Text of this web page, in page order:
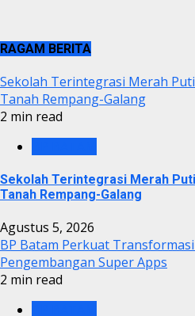
RAGAM BERITA
Sekolah Terintegrasi Merah
Tanah Rempang-Galang
2 min read
Sekolah Terintegrasi Merah
Tanah Rempang-Galang
Agustus 5, 2026
BP Batam Perkuat
Pengembangan Super Apps
2 min read